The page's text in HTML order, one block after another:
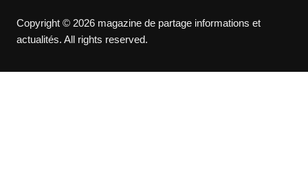
Copyright © 2026 magazine de partage informations et
actualités. All rights reserved.